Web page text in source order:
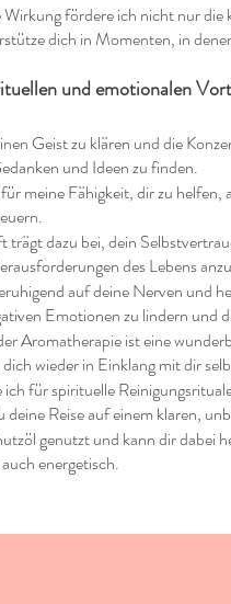
fördere ich nicht nur
dich in Momenten, in
und emotionalen
Geist zu klären und die
und Ideen zu finden.
meine Fähigkeit, dir zu
dazu bei, dein
des Lebens
auf deine Nerven und
Emotionen zu lindern und
Aromatherapie ist eine
wieder in Einklang mit dir
für spirituelle
Reise auf einem klaren,
genutzt und kann dir dabei
energetisch.